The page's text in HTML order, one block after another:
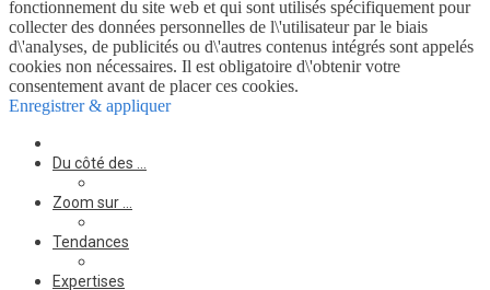
fonctionnement du site web et qui sont utilisés spécifiquement pour
collecter des données personnelles de l\'utilisateur par le biais
d\'analyses, de publicités ou d\'autres contenus intégrés sont appelés
cookies non nécessaires. Il est obligatoire d\'obtenir votre
consentement avant de placer ces cookies.
Enregistrer & appliquer
Du côté des …
Zoom sur …
Tendances
Expertises